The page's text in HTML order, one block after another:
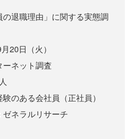
退職理由」に関する実態調
20日（火）
ネット調査
のある会社員（正社員）
ネラルリサーチ